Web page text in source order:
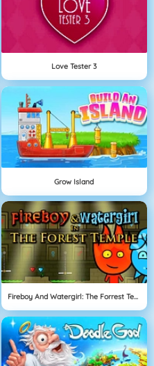
Love Tester 3
Grow Island
Fireboy And Watergirl: The Forrest Temple